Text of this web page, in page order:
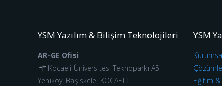
YSM Yazılım & Bilişim Teknolojileri
AR-GE Ofisi
Kocaeli Üniversitesi Teknoparkı A5
Yeniköy, Başiskele, KOCAELİ
YSM
Eğitim &